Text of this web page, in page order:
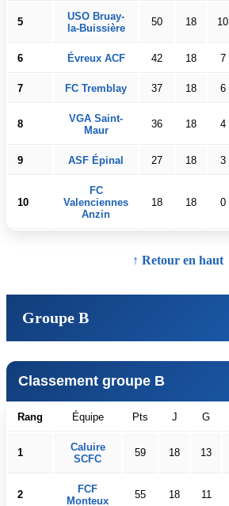
5
USO Bruay-
la-Buissière
50 18 10
6 Évreux ACF 42 18 7
7 FC Tremblay 37 18 6
8
VGA Saint-
Maur
36 18 4
9 ASF Épinal 27 18 3
10
FC
Valenciennes
Anzin
18 18 0
↑ Retour en haut
Groupe B
Classement groupe B
Rang Équipe Pts J G
1
Caluire
SCFC
59 18 13
2
FCF
Monteux
55 18 11